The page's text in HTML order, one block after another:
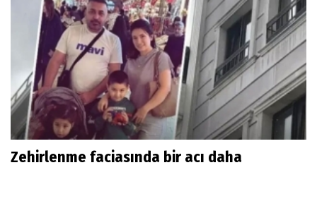
Zehirlenme faciasında bir acı daha